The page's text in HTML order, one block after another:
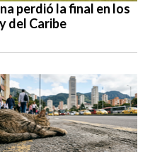
perdió la final en los
del Caribe